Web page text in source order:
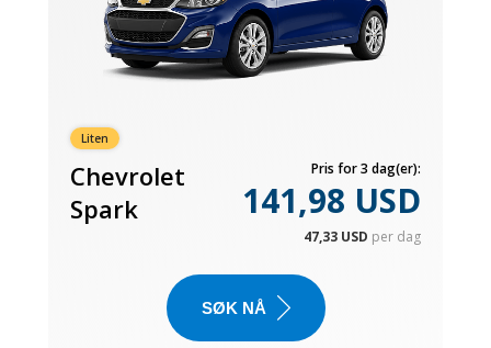
Liten
Chevrolet
Spark
Pris for 3 dag(er):
141,98 USD
47,33 USD per dag
SØK NÅ